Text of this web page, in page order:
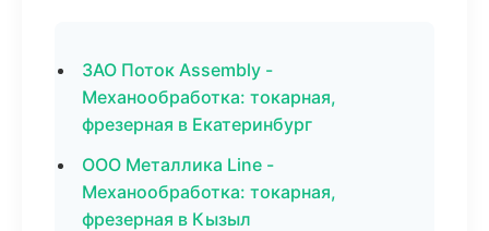
ЗАО Поток Assembly -
Механообработка: токарная,
фрезерная в Екатеринбург
ООО Металлика Line -
Механообработка: токарная,
фрезерная в Кызыл